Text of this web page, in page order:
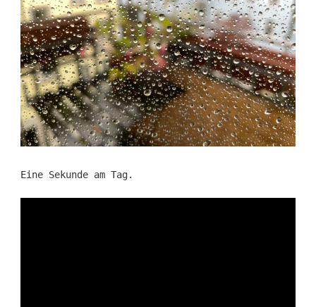
Eine Sekunde am Tag.